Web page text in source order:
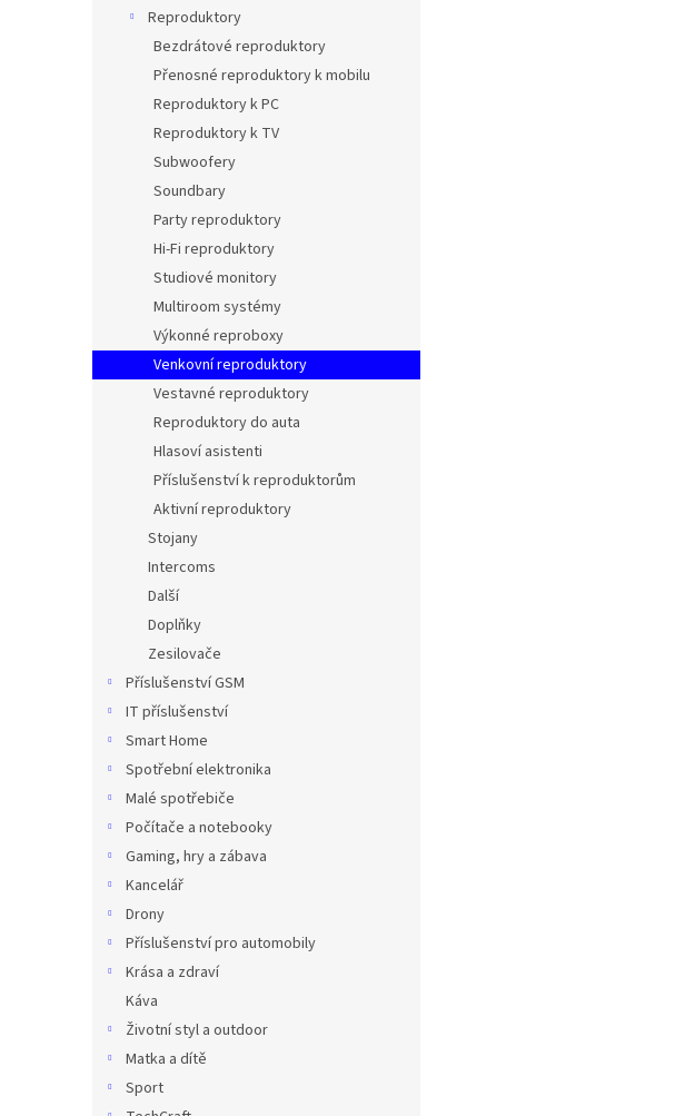
Reproduktory
Bezdrátové reproduktory
Přenosné reproduktory k mobilu
Reproduktory k PC
Reproduktory k TV
Subwoofery
Soundbary
Party reproduktory
Hi-Fi reproduktory
Studiové monitory
Multiroom systémy
Výkonné reproboxy
Venkovní reproduktory
Vestavné reproduktory
Reproduktory do auta
Hlasoví asistenti
Příslušenství k reproduktorům
Aktivní reproduktory
Stojany
Intercoms
Další
Doplňky
Zesilovače
Příslušenství GSM
IT příslušenství
Smart Home
Spotřební elektronika
Malé spotřebiče
Počítače a notebooky
Gaming, hry a zábava
Kancelář
Drony
Příslušenství pro automobily
Krása a zdraví
Káva
Životní styl a outdoor
Matka a dítě
Sport